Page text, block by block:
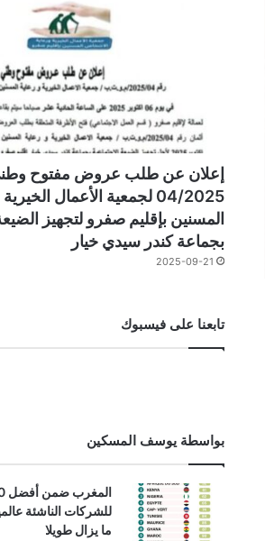
إعلان عن طلب عروض مفتوح
04/2025 لجمعية الأعمال
المسنين بإقليم صفرو لتجهيز
بجماعة كندر سيدي خيار
2025-09-21
تابعنا على فيسبوك
بواسطة يوسف المسكين
للشركات الناشئة
ما يزال طويلا